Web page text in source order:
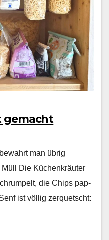
gemacht
man übrig
Die Küchenkräuter
die Chips pap­
ist völ­lig zer­quetscht: